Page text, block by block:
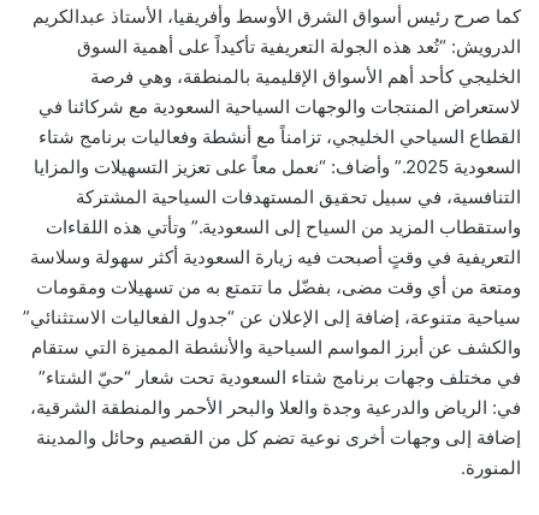
كما صرح رئيس أسواق الشرق الأوسط وأفريقيا، الأستاذ عبدالكريم
الدرويش: “تُعد هذه الجولة التعريفية تأكيداً على أهمية السوق
الخليجي كأحد أهم الأسواق الإقليمية بالمنطقة، وهي فرصة
لاستعراض المنتجات والوجهات السياحية السعودية مع شركائنا في
القطاع السياحي الخليجي، تزامناً مع أنشطة وفعاليات برنامج شتاء
السعودية 2025.” وأضاف: “نعمل معاً على تعزيز التسهيلات والمزايا
التنافسية، في سبيل تحقيق المستهدفات السياحية المشتركة
واستقطاب المزيد من السياح إلى السعودية.” وتأتي هذه اللقاءات
التعريفية في وقتٍ أصبحت فيه زيارة السعودية أكثر سهولة وسلاسة
ومتعة من أي وقت مضى، بفضّل ما تتمتع به من تسهيلات ومقومات
سياحية متنوعة، إضافة إلى الإعلان عن “جدول الفعاليات الاستثنائي”
والكشف عن أبرز المواسم السياحية والأنشطة المميزة التي ستقام
في مختلف وجهات برنامج شتاء السعودية تحت شعار “حيّ الشتاء”
في: الرياض والدرعية وجدة والعلا والبحر الأحمر والمنطقة الشرقية،
إضافة إلى وجهات أخرى نوعية تضم كل من القصيم وحائل والمدينة
المنورة.